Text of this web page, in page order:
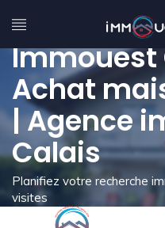
Mon
Immouest
Achat
| Agence
Calais
Planifiez votre recherche
visites